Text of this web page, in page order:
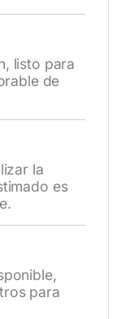
listo para
de
la
es
para